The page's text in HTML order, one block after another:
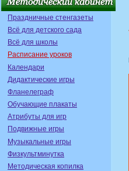
Праздничные стенгазеты
Всё для детского сада
Всё для школы
Расписание уроков
Календари
Дидактические игры
Фланелеграф
Обучающие плакаты
Атрибуты для игр
Подвижные игры
Музыкальные игры
Физкультминутка
Методическая копилка